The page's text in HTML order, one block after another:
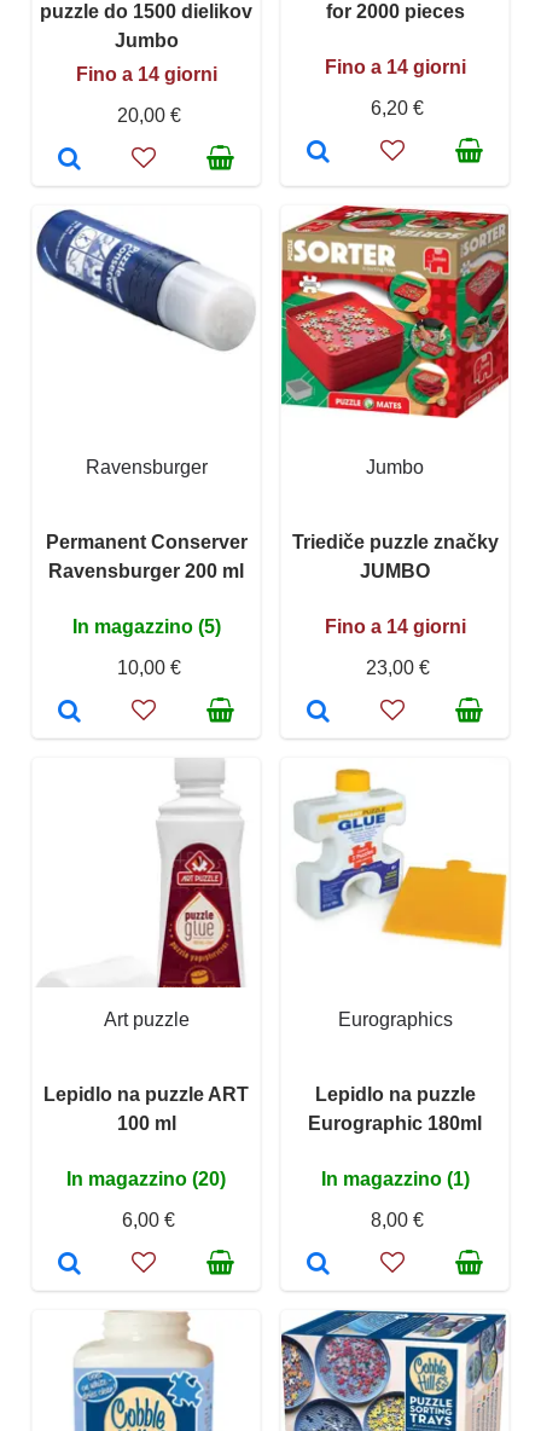
puzzle do 1500 dielikov
Jumbo
Fino a 14 giorni
20,00 €
for 2000 pieces
Fino a 14 giorni
6,20 €
Ravensburger
Permanent Conserver
Ravensburger 200 ml
In magazzino (5)
10,00 €
Jumbo
Triediče puzzle značky
JUMBO
Fino a 14 giorni
23,00 €
Art puzzle
Lepidlo na puzzle ART
100 ml
In magazzino (20)
6,00 €
Eurographics
Lepidlo na puzzle
Eurographic 180ml
In magazzino (1)
8,00 €